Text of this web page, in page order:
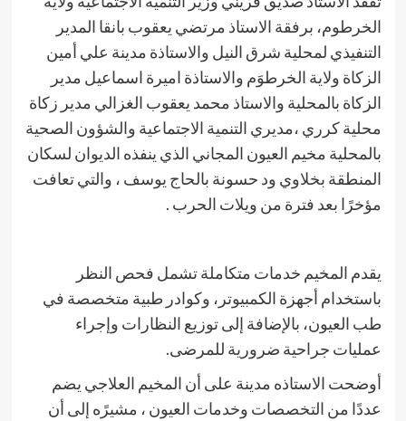
الخرطوم، برفقة الاستاذ مرتضي يعقوب بانقا المدير
التنفيذي لمحلية شرق النيل والاستاذة مدينة علي أمين
الزكاة ولاية الخرطوَم والاستاذة اميرة اسماعيل مدير
الزكاة بالمحلية والاستاذ محمد يعقوب الغزالي مدير زكاة
محلية كرري ،مديري التنمية الاجتماعية والشؤون الصحية
بالمحلية مخيم العيون المجاني الذي ينفذه الديوان لسكان
المنطقة بخلاوي ود حسونة بالحاج يوسف ، والتي تعافت
مؤخرًا بعد فترة من ويلات الحرب .
يقدم المخيم خدمات متكاملة تشمل فحص النظر
باستخدام أجهزة الكمبيوتر، وكوادر طبية متخصصة في
طب العيون، بالإضافة إلى توزيع النظارات وإجراء
عمليات جراحية ضرورية للمرضى.
أوضحت الاستاذه مدينة على أن المخيم العلاجي يضم
عددًا من التخصصات وخدمات العيون ، مشيرًه إلى أن